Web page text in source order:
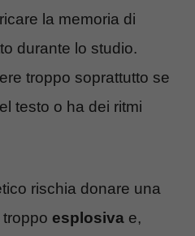
la memoria di
durante lo studio.
troppo soprattutto se
testo o ha dei ritmi
rischia donare una
esplosiva e,